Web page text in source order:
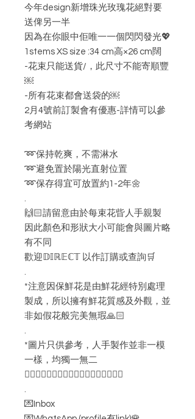
今年design新增珠光玫瑰花絕對要
送俾另一半
因為在你眼中佢唯一一個閃閃發光💖
1stems XS size :34 cm高×26 cm闊
-花束只能送貨/，此尺寸不能寄順豐
￼
-所有花束都會送袋的￼
2月4號前訂製會有優惠-詳情可以參
考網站
➿保持乾爽，不需淋水
➿避免置於陽光直射位置
➿保存得宜可放置約1-2年🌼
.
🙌🏻請留意由於每束花㫮人手親製
因此顏色和形狀大小可能會與圖片略
有不同
歡迎𝔻𝕀ℝ𝔼ℂ𝕋 以作訂購或查詢🛒
.
*注意因保鮮花是由鮮花經特別處理
製成，所以擁有鮮花質感及外觀，並
非如假花般完美無瑕🙏🏻
.
*圖片只供參考，人手製作並非一模
一樣，均獨一無二
👇🏻👇🏻👇🏻👇🏻👇🏻👇🏻👇🏻👇🏻👇🏻
.
💌Inbox